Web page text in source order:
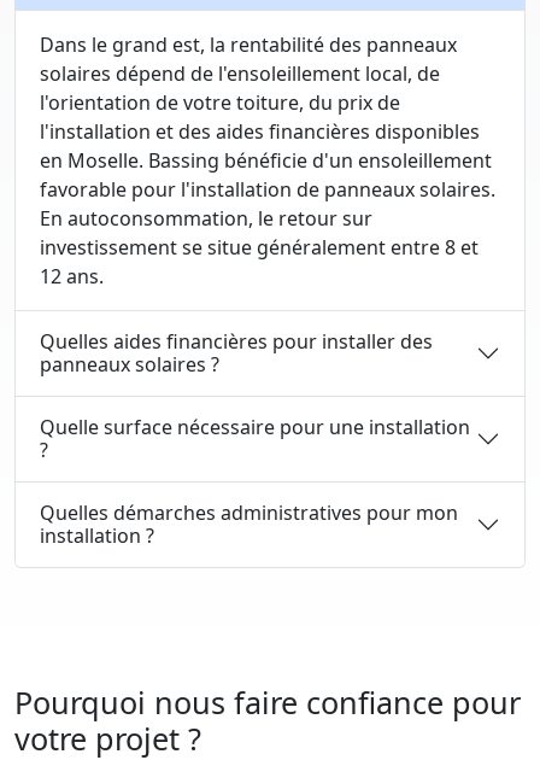
Dans le grand est, la rentabilité des panneaux
solaires dépend de l'ensoleillement local, de
l'orientation de votre toiture, du prix de
l'installation et des aides financières disponibles
en Moselle. Bassing bénéficie d'un ensoleillement
favorable pour l'installation de panneaux solaires.
En autoconsommation, le retour sur
investissement se situe généralement entre 8 et
12 ans.
Quelles aides financières pour installer des
panneaux solaires ?
Quelle surface nécessaire pour une installation
?
Quelles démarches administratives pour mon
installation ?
Pourquoi nous faire confiance pour
votre projet ?